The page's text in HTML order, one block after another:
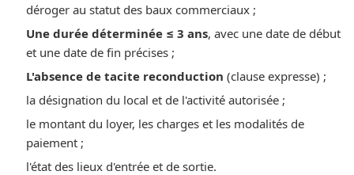
déroger au statut des baux commerciaux ;
Une durée déterminée ≤ 3 ans, avec une date de début
et une date de fin précises ;
L'absence de tacite reconduction (clause expresse) ;
la désignation du local et de l'activité autorisée ;
le montant du loyer, les charges et les modalités de
paiement ;
l'état des lieux d'entrée et de sortie.